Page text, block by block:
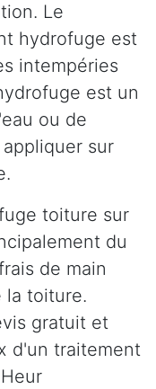
Le
hydrofuge est
intempéries
est un
ou de
sur
toiture sur
du
de main
la toiture.
gratuit et
d'un traitement